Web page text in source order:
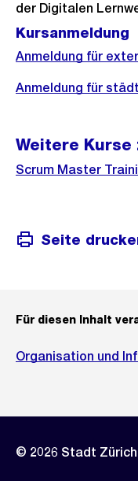
der Digitalen
Kursanmeldung
Anmeldung für
Anmeldung für
Weitere Kurse
Scrum Master
Seite
Für diesen Inhalt
Organisation und
© 2026 Stadt Zürich